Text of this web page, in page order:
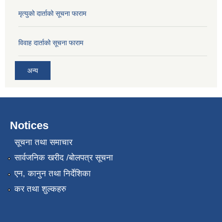
मृत्युको दार्ताको सूचना फाराम
विवाह दार्ताको सूचना फाराम
अन्य
Notices
सूचना तथा समाचार
सार्वजनिक खरीद /बोलपत्र सूचना
एन, कानुन तथा निर्देशिका
कर तथा शुल्कहरु